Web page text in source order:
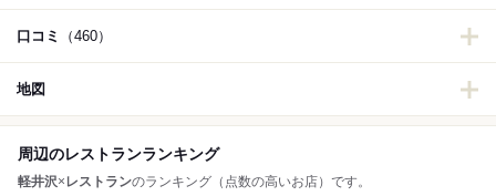
口コミ （460）
地図
周辺のレストランランキング
軽井沢× レストランのランキング（点数の高いお店）です。